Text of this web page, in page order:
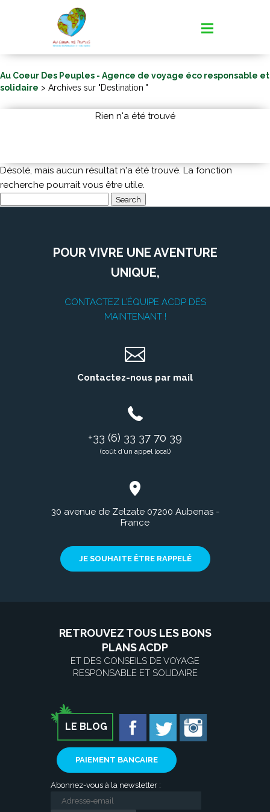
Au Coeur Des Peuples - Agence de voyage éco responsable et
solidaire > Archives sur "Destination "
Rien n'a été trouvé
Désolé, mais aucun résultat n'a été trouvé. La fonction
recherche pourrait vous être utile.
POUR VIVRE UNE AVENTURE
UNIQUE,
CONTACTEZ L’ÉQUIPE ACDP DÈS
MAINTENANT !
Contactez-nous par mail
+33 (6) 33 37 70 39
(coût d’un appel local)
30 avenue de Zelzate 07200 Aubenas -
France
JE SOUHAITE ÊTRE RAPPELÉ
RETROUVEZ TOUS LES BONS
PLANS ACDP
ET DES CONSEILS DE VOYAGE
RESPONSABLE ET SOLIDAIRE
LE BLOG
PAIEMENT BANCAIRE
Abonnez-vous à la newsletter :